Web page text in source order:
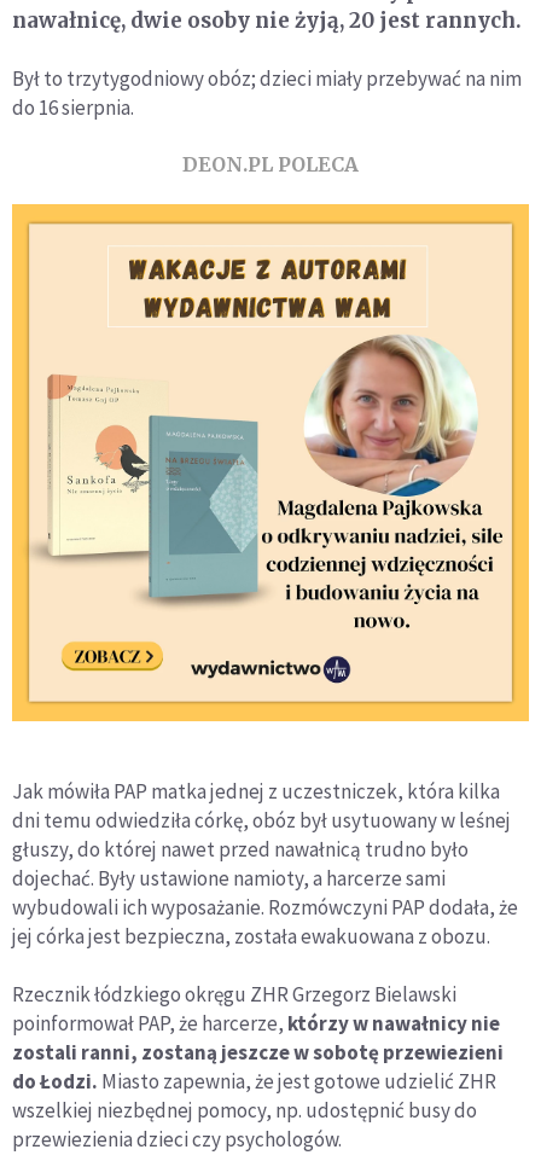
nawałnicę, dwie osoby nie żyją, 20 jest rannych.
Był to trzytygodniowy obóz; dzieci miały przebywać na nim
do 16 sierpnia.
DEON.PL POLECA
Jak mówiła PAP matka jednej z uczestniczek, która kilka
dni temu odwiedziła córkę, obóz był usytuowany w leśnej
głuszy, do której nawet przed nawałnicą trudno było
dojechać. Były ustawione namioty, a harcerze sami
wybudowali ich wyposażanie. Rozmówczyni PAP dodała, że
jej córka jest bezpieczna, została ewakuowana z obozu.
Rzecznik łódzkiego okręgu ZHR Grzegorz Bielawski
poinformował PAP, że harcerze, którzy w nawałnicy nie
zostali ranni, zostaną jeszcze w sobotę przewiezieni
do Łodzi. Miasto zapewnia, że jest gotowe udzielić ZHR
wszelkiej niezbędnej pomocy, np. udostępnić busy do
przewiezienia dzieci czy psychologów.